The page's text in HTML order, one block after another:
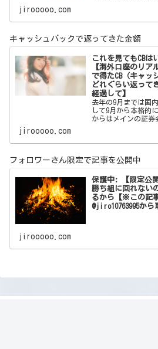
jirooooo.com
キャッシュバックで返ってきた金額
これを見てもCBは
【海外口座のリア
で得たCB（キャッ
どれぐらい返って
経過して】
去年の9月までは国
して9月から本格的
からはメインの証券
の時は海外口座の
ようにPayPayが後
いまし…
jirooooo.com
フォロワーさん限定で記事を公開中
保護中: 【限定公
勝ち組に回れない
るから【※この記
@jiro10763995から
jirooooo.com